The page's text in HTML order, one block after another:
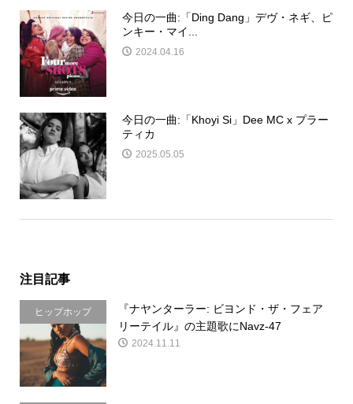
今日の一曲:「Ding Dang」デヴ・ネギ、ピ
ンキー・マイ...
2024.04.16
今日の一曲:「Khoyi Si」Dee MC x プラー
ティカ
2025.05.05
注目記事
ヒップホップ
『ナヤンターラー: ビヨンド・ザ・フェア
リーテイル』の主題歌にNavz-47
2024.11.11